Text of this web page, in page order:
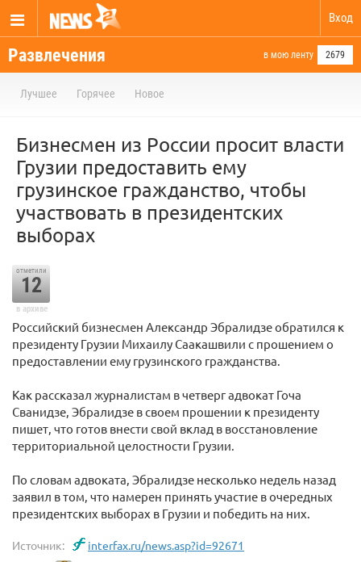
Вход
Развлечения в мою ленту 2679
Лучшее Горячее Новое
Бизнесмен из России просит власти
Грузии предоставить ему
грузинское гражданство, чтобы
участвовать в президентских
выборах
отметили
12
в архиве
Российский бизнесмен Александр Эбралидзе обратился к
президенту Грузии Михаилу Саакашвили с прошением о
предоставлении ему грузинского гражданства.
Как рассказал журналистам в четверг адвокат Гоча
Сванидзе, Эбралидзе в своем прошении к президенту
пишет, что готов внести свой вклад в восстановление
территориальной целостности Грузии.
По словам адвоката, Эбралидзе несколько недель назад
заявил в том, что намерен принять участие в очередных
президентских выборах в Грузии и победить на них.
Источник: interfax.ru/news.asp?id=92671